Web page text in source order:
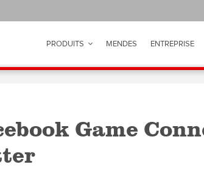
PRODUITS MENDES ENTREPRISE
Game